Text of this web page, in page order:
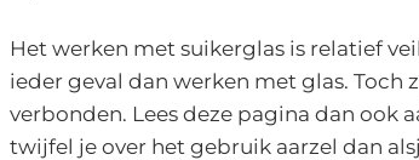
Het werken met suikerglas is relatief
ieder geval dan werken met glas. Toch
verbonden. Lees deze pagina dan ook
twijfel je over het gebruik aarzel dan